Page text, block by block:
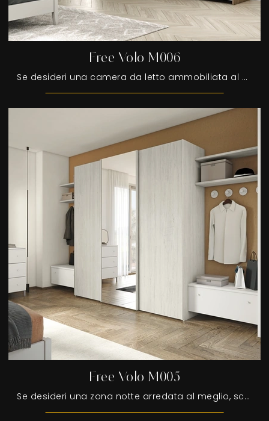
Free Volo M006
Se desideri una camera da letto ammobiliata al meglio, scegli l'armadio Free Volo M006 con ante scorrevoli di Colombini Casa!
Free Volo M005
Se desideri una zona notte arredata al meglio, scegli l'armadio Free Volo M005 con ante scorrevoli di Colombini Casa!